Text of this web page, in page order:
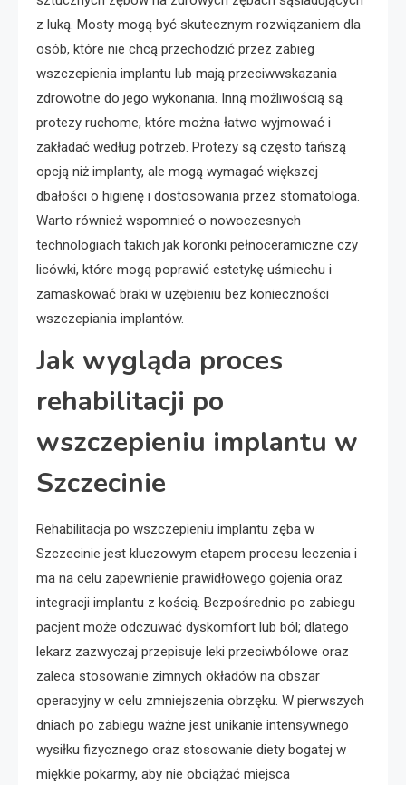
z luką. Mosty mogą być skutecznym rozwiązaniem dla
osób, które nie chcą przechodzić przez zabieg
wszczepienia implantu lub mają przeciwwskazania
zdrowotne do jego wykonania. Inną możliwością są
protezy ruchome, które można łatwo wyjmować i
zakładać według potrzeb. Protezy są często tańszą
opcją niż implanty, ale mogą wymagać większej
dbałości o higienę i dostosowania przez stomatologa.
Warto również wspomnieć o nowoczesnych
technologiach takich jak koronki pełnoceramiczne czy
licówki, które mogą poprawić estetykę uśmiechu i
zamaskować braki w uzębieniu bez konieczności
wszczepiania implantów.
Jak wygląda proces
rehabilitacji po
wszczepieniu implantu w
Szczecinie
Rehabilitacja po wszczepieniu implantu zęba w
Szczecinie jest kluczowym etapem procesu leczenia i
ma na celu zapewnienie prawidłowego gojenia oraz
integracji implantu z kością. Bezpośrednio po zabiegu
pacjent może odczuwać dyskomfort lub ból; dlatego
lekarz zazwyczaj przepisuje leki przeciwbólowe oraz
zaleca stosowanie zimnych okładów na obszar
operacyjny w celu zmniejszenia obrzęku. W pierwszych
dniach po zabiegu ważne jest unikanie intensywnego
wysiłku fizycznego oraz stosowanie diety bogatej w
miękkie pokarmy, aby nie obciążać miejsca